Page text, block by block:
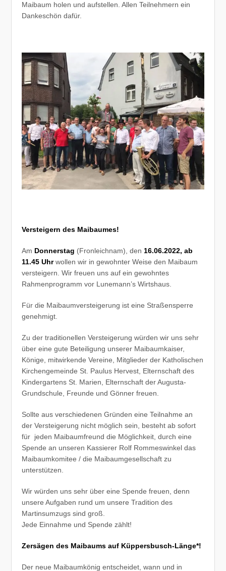
Maibaum holen und aufstellen. Allen Teilnehmern ein
Dankeschön dafür.
Versteigern des Maibaumes!
Am Donnerstag (Fronleichnam), den16.06.2022, ab
11.45 Uhrwollen wir in gewohnter Weise den Maibaum
versteigern. Wir freuen uns auf ein gewohntes
Rahmenprogramm vor Lunemann’s Wirtshaus.
Für die Maibaumversteigerung ist eine Straßensperre
genehmigt.
Zu der traditionellen Versteigerung würden wir uns sehr
über eine gute Beteiligung unserer Maibaumkaiser,
Könige, mitwirkende Vereine, Mitglieder der Katholischen
Kirchengemeinde St. Paulus Hervest, Elternschaft des
Kindergartens St. Marien, Elternschaft der Augusta-
Grundschule, Freunde und Gönner freuen.
Sollte aus verschiedenen Gründen eine Teilnahme an
der Versteigerung nicht möglich sein, besteht ab sofort
für jeden Maibaumfreund die Möglichkeit, durch eine
Spende an unseren Kassierer Rolf Rommeswinkel das
Maibaumkomitee / die Maibaumgesellschaft zu
unterstützen.
Wir würden uns sehr über eine Spende freuen, denn
unsere Aufgaben rund um unsere Tradition des
Martinsumzugs sind groß.
Jede Einnahme und Spende zählt!
Zersägen des Maibaums auf Küppersbusch-Länge*!
Der neue Maibaumkönig entscheidet, wann und in